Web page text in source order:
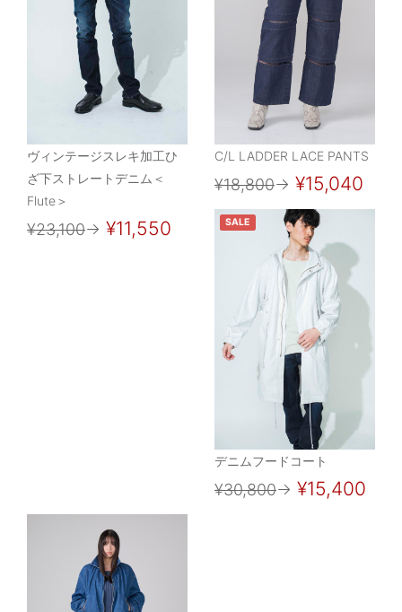
ヴィンテージスレキ加工ひ
ざ下ストレートデニム＜
Flute＞
¥23,100→ ¥11,550
C/L LADDER LACE PANTS
¥18,800→ ¥15,040
SALE
デニムフードコート
¥30,800→ ¥15,400